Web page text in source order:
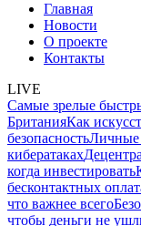
Главная
Новости
О проекте
Контакты
LIVE
Самые зрелые
БританияКак
безопасностьЛичные
кибератаках
когда инвестировать
бесконтактных
что важнее всего
чтобы деньги не